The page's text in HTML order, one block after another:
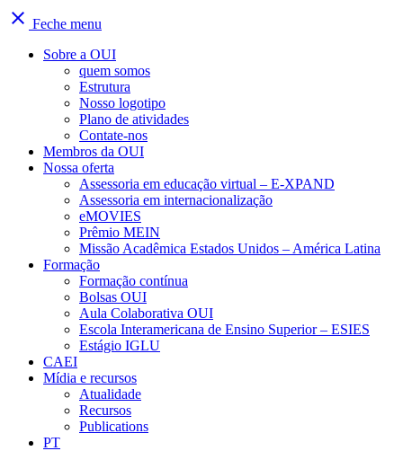
close Feche menu
Sobre a OUI
quem somos
Estrutura
Nosso logotipo
Plano de atividades
Contate-nos
Membros da OUI
Nossa oferta
Assessoria em educação virtual – E-XPAND
Assessoria em internacionalização
eMOVIES
Prêmio MEIN
Missão Acadêmica Estados Unidos – América Latina
Formação
Formação contínua
Bolsas OUI
Aula Colaborativa OUI
Escola Interamericana de Ensino Superior – ESIES
Estágio IGLU
CAEI
Mídia e recursos
Atualidade
Recursos
Publications
PT